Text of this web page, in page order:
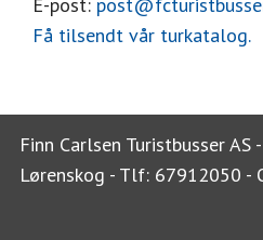
E-post:
Få tilsendt vår turkatalog.
Finn Carlsen Turistbusser
Lørenskog - Tlf: 67912050 -